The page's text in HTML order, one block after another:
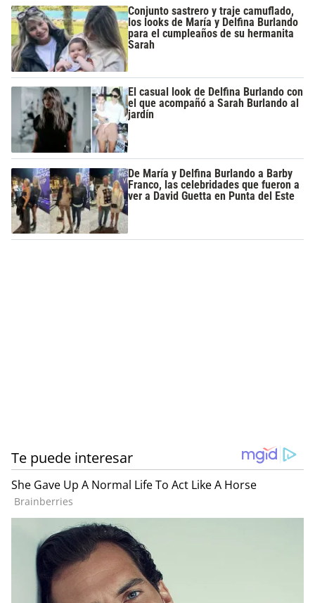
Conjunto sastrero y traje camuflado,
los looks de María y Delfina Burlando
para el cumpleaños de su hermanita
Sarah
El casual look de Delfina Burlando con
el que acompañó a Sarah Burlando al
jardín
De María y Delfina Burlando a Barby
Franco, las celebridades que fueron a
ver a David Guetta en Punta del Este